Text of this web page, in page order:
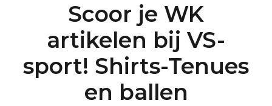
Scoor je WK
artikelen bij VS-
sport! Shirts-Tenues
en ballen